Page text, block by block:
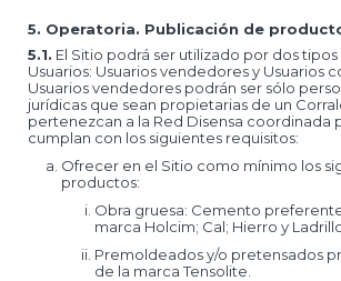
5. Operatoria. Publicación de
5.1. El Sitio podrá ser utilizado por dos
Usuarios: Usuarios vendedores y Usuarios
Usuarios vendedores podrán ser sólo
jurídicas que sean propietarias de un
pertenezcan a la Red Disensa coordinada
cumplan con los siguientes requisitos:
Ofrecer en el Sitio como mínimo los
productos:
Obra gruesa: Cemento
marca Holcim; Cal; Hierro y
Premoldeados y/o pretensados
de la marca Tensolite.